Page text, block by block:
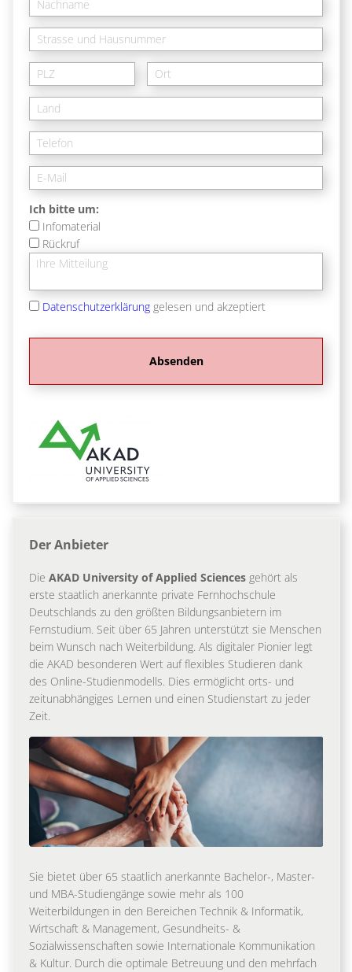
Ich bitte um:
Infomaterial
Rückruf
Datenschutzerklärung gelesen und akzeptiert
Der Anbieter
Die AKAD University of Applied Sciences gehört als
erste staatlich anerkannte private Fernhochschule
Deutschlands zu den größten Bildungsanbietern im
Fernstudium. Seit über 65 Jahren unterstützt sie Menschen
beim Wunsch nach Weiterbildung. Als digitaler Pionier legt
die AKAD besonderen Wert auf flexibles Studieren dank
des Online-Studienmodells. Dies ermöglicht orts- und
zeitunabhängiges Lernen und einen Studienstart zu jeder
Zeit.
Sie bietet über 65 staatlich anerkannte Bachelor-, Master-
und MBA-Studiengänge sowie mehr als 100
Weiterbildungen in den Bereichen Technik & Informatik,
Wirtschaft & Management, Gesundheits- &
Sozialwissenschaften sowie Internationale Kommunikation
& Kultur. Durch die optimale Betreuung und den mehrfach